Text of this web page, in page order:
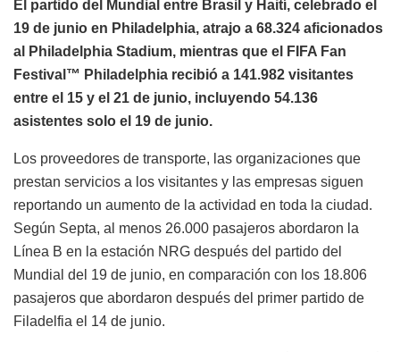
El partido del Mundial entre Brasil y Haití, celebrado el
19 de junio en Philadelphia, atrajo a 68.324 aficionados
al Philadelphia Stadium, mientras que el FIFA Fan
Festival™ Philadelphia recibió a 141.982 visitantes
entre el 15 y el 21 de junio, incluyendo 54.136
asistentes solo el 19 de junio.
Los proveedores de transporte, las organizaciones que
prestan servicios a los visitantes y las empresas siguen
reportando un aumento de la actividad en toda la ciudad.
Según Septa, al menos 26.000 pasajeros abordaron la
Línea B en la estación NRG después del partido del
Mundial del 19 de junio, en comparación con los 18.806
pasajeros que abordaron después del primer partido de
Filadelfia el 14 de junio.